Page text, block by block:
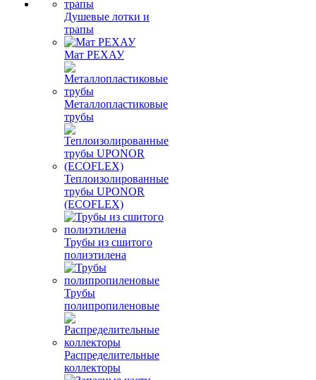
Душевые лотки и
трапы
Мат РЕХАУ
Металлопластиковые
трубы
Теплоизолированные
трубы UPONOR
(ECOFLEX)
Трубы из сшитого
полиэтилена
Трубы
полипропиленовые
Распределительные
коллекторы